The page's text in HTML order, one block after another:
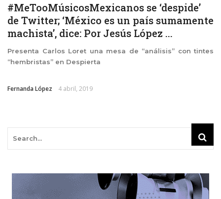
#MeTooMúsicosMexicanos se ‘despide’
de Twitter; ‘México es un país sumamente
machista’, dice: Por Jesús López ...
Presenta Carlos Loret una mesa de “análisis” con tintes
“hembristas” en Despierta
Fernanda López 4 abril, 2019